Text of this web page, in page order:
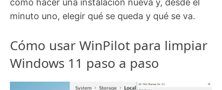
como hacer una instalación nueva y, desde el
minuto uno, elegir qué se queda y qué se va.
Cómo usar WinPilot para limpiar
Windows 11 paso a paso